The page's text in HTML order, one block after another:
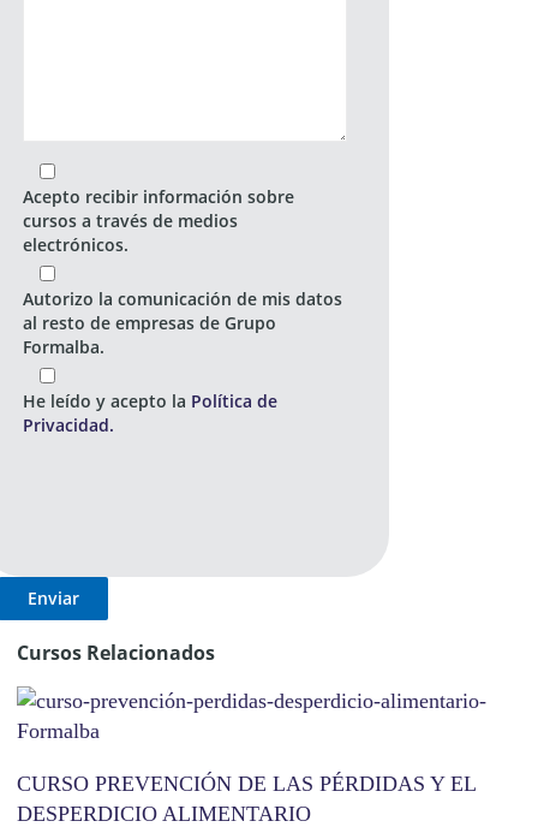
Acepto recibir información sobre
cursos a través de medios
electrónicos.
Autorizo la comunicación de mis datos
al resto de empresas de Grupo
Formalba.
He leído y acepto la Política de
Privacidad.
Cursos Relacionados
CURSO PREVENCIÓN DE LAS PÉRDIDAS Y EL
DESPERDICIO ALIMENTARIO